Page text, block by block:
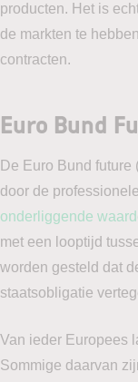
producten. Het is
de markten te
contracten.
Euro Bund
De Euro Bund future
door de
onderliggende
met een looptijd
worden gesteld dat
staatsobligatie
Van ieder Europees
Sommige daarvan